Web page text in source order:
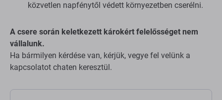
közvetlen napfénytől védett környezetben cserélni.
A csere során keletkezett károkért felelősséget nem
vállalunk.
Ha bármilyen kérdése van, kérjük, vegye fel velünk a
kapcsolatot chaten keresztül.